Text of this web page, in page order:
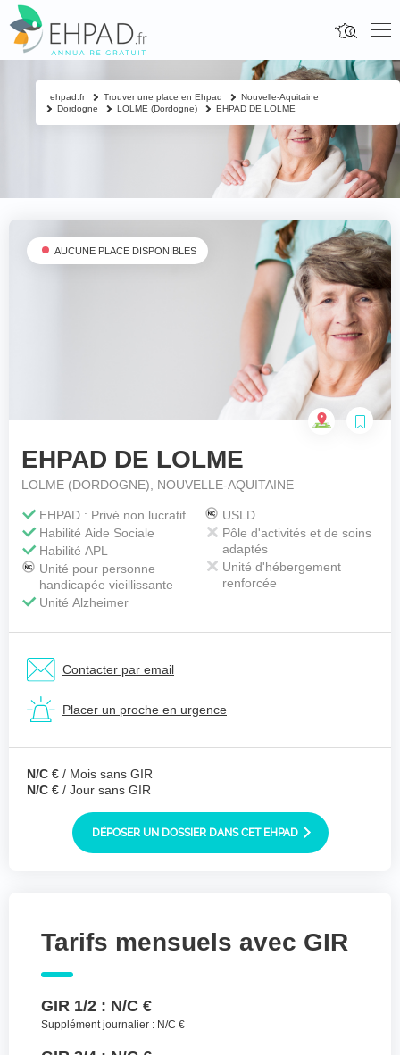
Fermer
Contacter un proche
Nom & prénom du résident à contacter *
Votre téléphone*
Votre message
Joindre des fichiers (lettre manuscrite,
dessin, photo ..)
PNG, PDF, JPEG, TAILLE MAX. DES FICHIERS :
100 MB.
J'accepte les CGU (https://www.preprod-
ehpad-trikaya.fr/politique-de-
confidentialite/)*
AUCUNE PLACE DISPONIBLES
EHPAD DE LOLME
LOLME (DORDOGNE), NOUVELLE-AQUITAINE
EHPAD : Privé non lucratif
Habilité Aide Sociale
Habilité APL
Unité pour personne
handicapée vieillissante
Unité Alzheimer
USLD
Pôle d'activités et de soins
adaptés
Unité d'hébergement
renforcée
Contacter par email
Placer un proche en urgence
N/C € / Mois sans GIR
N/C € / Jour sans GIR
DÉPOSER UN DOSSIER DANS CET EHPAD
Tarifs mensuels avec GIR
GIR 1/2 : N/C €
Supplément journalier : N/C €
ehpad.fr Trouver une place en Ehpad
Nouvelle-Aquitaine
Dordogne
LOLME (Dordogne) EHPAD DE LOLME